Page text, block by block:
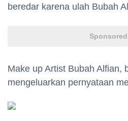
beredar karena ulah Bubah
Make up Artist Bubah Alfian,
mengeluarkan pernyataan